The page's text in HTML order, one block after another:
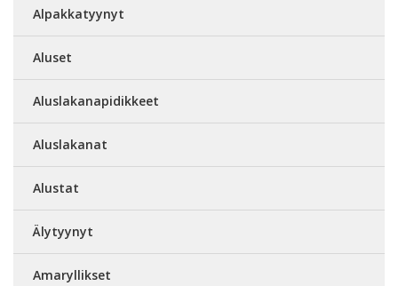
Alpakkatyynyt
Aluset
Aluslakanapidikkeet
Aluslakanat
Alustat
Älytyynyt
Amaryllikset